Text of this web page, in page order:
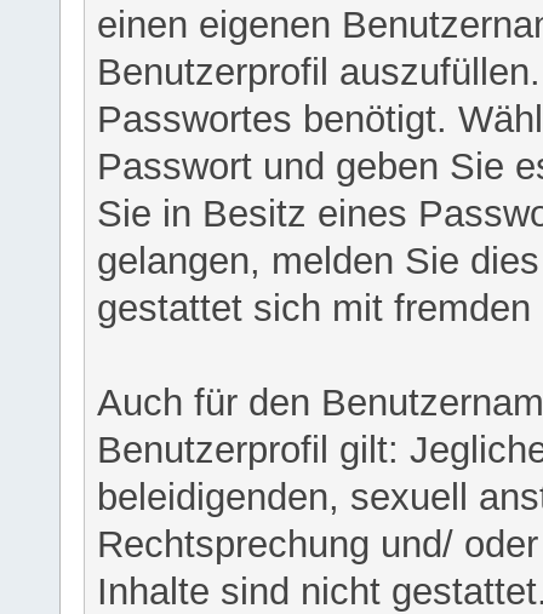
einen eigenen
Benutzerprofil
Passwortes benötigt.
Passwort und geben Sie
Sie in Besitz eines
gelangen, melden Sie
gestattet sich mit
Auch für den
Benutzerprofil gilt:
beleidigenden, sexuell
Rechtsprechung und/
Inhalte sind nicht